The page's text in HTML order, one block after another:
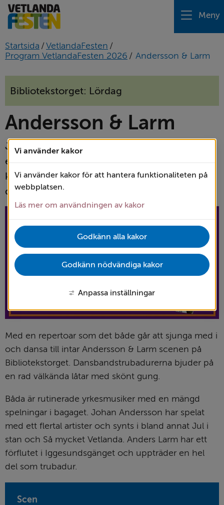
Meny
Startsida / VetlandaFesten /
Program VetlandaFesten 2026 / Andersson & Larm
Bibliotekstorget: Lördag
Andersson & Larm
Johan Andersson och Anders Larm har båda
en gedigen bakgrund som yrkesmusiker. Nu
kommer de till VelandaFesten som
dansbandstrubadurerna Andersson & Larm.
Med en repertoar som det både går att sjunga med i
och dansa till intar Andersson & Larm scenen på
Bibliotekstorget. Dansbandstrubadurerna bjuder på
en rad välkända låtar med skönt gung.
Båda är rutinerade yrkesmusiker med en mängd
spelningar i bagaget. Johan Andersson har spelat
med ett flertal artister och synts i bland annat Jul i
stan och Så mycket Vetlanda. Anders Larm har ett
förflutet i Iggesundsgänget och uppträder en hel
del som trubadur.
Scen
Vi använder kakor
Vi använder kakor för att hantera funktionaliteten på
webbplatsen.
Läs mer om användningen av kakor
Godkänn alla kakor
Godkänn nödvändiga kakor
Anpassa inställningar